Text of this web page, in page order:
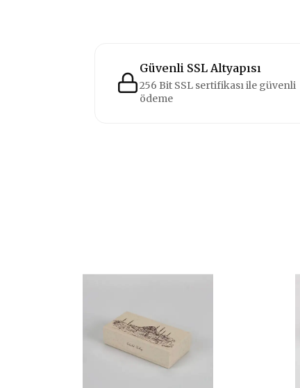
Güvenli SSL Altyapısı
256 Bit SSL sertifikası ile güvenli
ödeme